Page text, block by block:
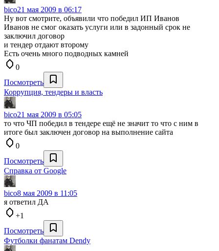
bico21 мая 2009 в 06:17
Ну вот смотрите, объявили что победил ИП Иванов
Иванов не смог оказать услуги или в задонный срок не
заключил договор
и тендер отдают второму
Есть очень много подводных камней
0
Посмотреть
Коррупция, тендеры и власть
bico21 мая 2009 в 05:05
то что ЧП победил в тендере ещё не значит то что с ним в
итоге был заключен договор на выполнение сайта
0
Посмотреть
Справка от Google
bico8 мая 2009 в 11:05
я ответил ДА
+1
Посмотреть
Футболки фанатам Dendy